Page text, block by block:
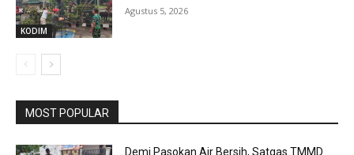
KODIM
Agustus 5, 2026
MOST POPULAR
Demi Pasokan Air Bersih, Satgas TMMD